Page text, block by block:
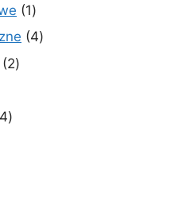
11
produkt
44
22
44